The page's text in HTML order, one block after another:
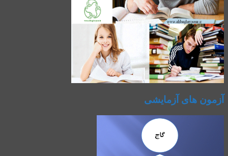
آزمون های آزمایشی